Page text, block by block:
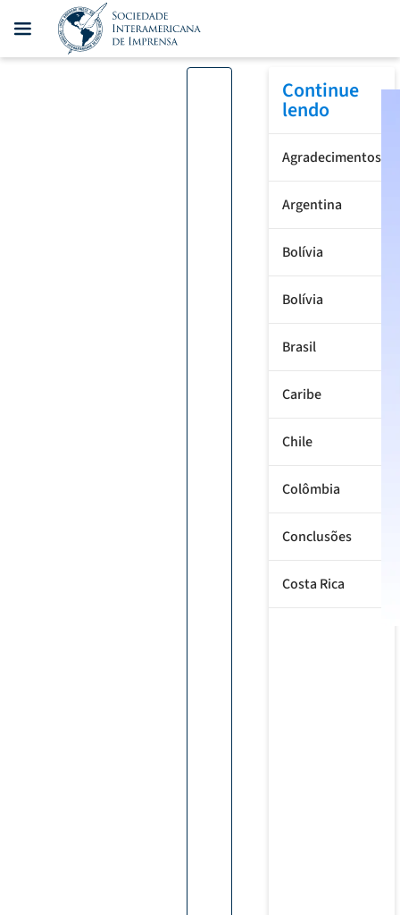
Continue
lendo
Agradecimentos
Argentina
Bolívia
Bolívia
Brasil
Caribe
Chile
Colômbia
Conclusões
Costa Rica